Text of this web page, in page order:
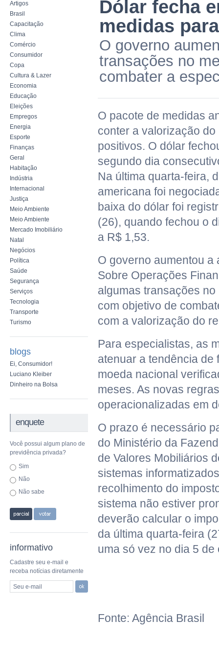
Artigos
Brasil
Capacitação
Clima
Comércio
Consumidor
Copa
Cultura & Lazer
Economia
Educação
Eleições
Empregos
Energia
Esporte
Finanças
Geral
Habitação
Indústria
Internacional
Justiça
Meio Ambiente
Meio Ambiente
Mercado Imobiliário
Natal
Negócios
Política
Saúde
Segurança
Serviços
Tecnologia
Transporte
Turismo
blogs
Ei, Consumidor!
Luciano Kleiber
Dinheiro na Bolsa
enquete
Você possui algum plano de
previdência privada?
Sim
Não
Não sabe
informativo
Cadastre seu e-mail e
receba notícias diretamente
Seu e-mail
Dólar fecha
medidas
O governo
transações no
combater a
O pacote de medidas
conter a valorização
positivos. O dólar
segundo dia
Na última quarta-feira,
americana foi
baixa do dólar foi
(26), quando fechou o
a R$ 1,53.
O governo aumentou a
Sobre Operações
algumas transações
com objetivo de
com a valorização do
Para especialistas, as
atenuar a tendência de
moeda nacional
meses. As novas
operacionalizadas em
O prazo é necessário
do Ministério da
de Valores Mobiliários
sistemas
recolhimento do
sistema não estiver
deverão calcular o
da última quarta-feira
uma só vez no dia 5 de
Fonte: Agência Brasil